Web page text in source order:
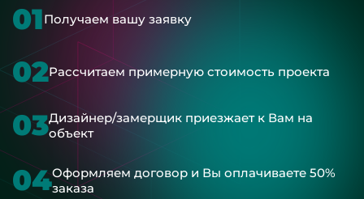
01Получаем вашу заявку
02Рассчитаем примерную стоимость проекта
03Дизайнер/замерщик приезжает к Вам на
объект
04Оформляем договор и Вы оплачиваете 50%
заказа